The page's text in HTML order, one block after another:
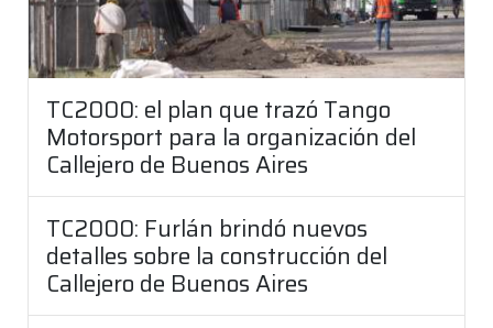
TC2000: el plan que trazó Tango
Motorsport para la organización del
Callejero de Buenos Aires
TC2000: Furlán brindó nuevos
detalles sobre la construcción del
Callejero de Buenos Aires